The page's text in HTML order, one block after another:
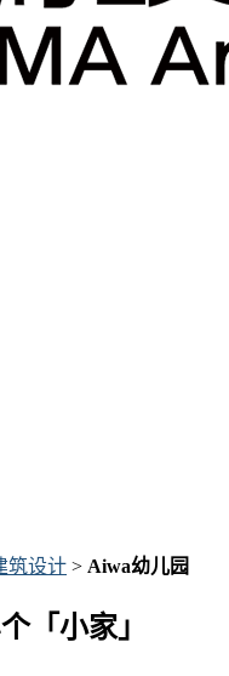
筑设计 > Aiwa幼儿园
「小家」